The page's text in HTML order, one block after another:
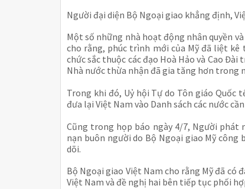
Người đại diện Bộ Ngoại giao khẳng định,
Một số những nhà hoạt động nhân quyền
cho rằng, phúc trình mới của Mỹ đã liệt
chức sắc thuộc các đạo Hoà Hảo và Cao
Nhà nước thừa nhận đã gia tăng hơn trong
Trong khi đó, Uỷ hội Tự do Tôn giáo Quốc
đưa lại Việt Nam vào Danh sách các nước
Cũng trong họp báo ngày 4/7, Người phát
nạn buôn người do Bộ Ngoại giao Mỹ
dõi.
Bộ Ngoại giao Việt Nam cho rằng Mỹ đã có
Việt Nam và đề nghị hai bên tiếp tục phối